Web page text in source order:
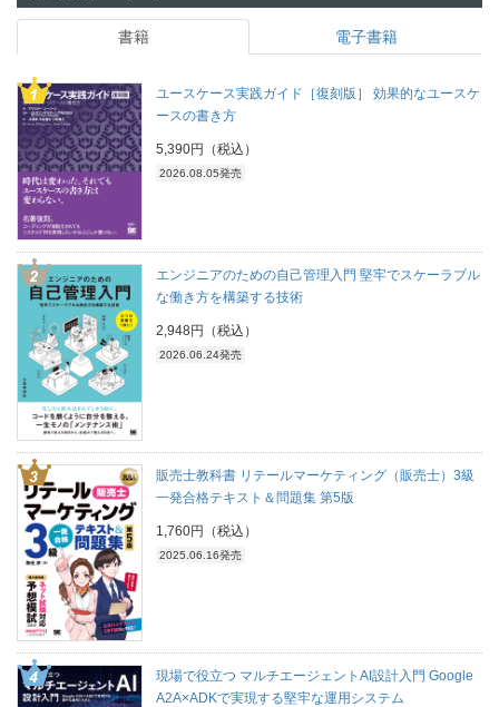
書籍 電子書籍
ユースケース実践ガイド［復刻版］ 効果的なユースケ
ースの書き方
5,390円（税込）
2026.08.05発売
エンジニアのための自己管理入門 堅牢でスケーラブル
な働き方を構築する技術
2,948円（税込）
2026.06.24発売
販売士教科書 リテールマーケティング（販売士）3級
一発合格テキスト＆問題集 第5版
1,760円（税込）
2025.06.16発売
現場で役立つ マルチエージェントAI設計入門 Google
A2A×ADKで実現する堅牢な運用システム